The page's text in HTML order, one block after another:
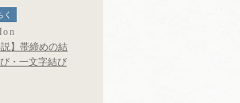
く
説】帯締めの結
・一文字結び